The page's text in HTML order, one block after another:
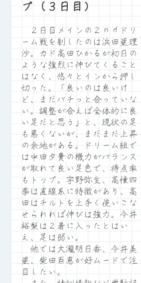
プ（３日目）
２日目メインの２ｎｄドリ
ーム戦を制したのは浜田亜理
沙。カド高田ひかるが初日の
ような強烈に伸びてくること
はなく、悠々とインから押し
切った。「良いのは良いけ
ど、まだバチっと合っていな
い。調整が合えば全体的に良
い足だと思う」と、現状の足
も悪くないが、まだまだ上昇
の余地がある。ドリーム組で
は中田夕貴の機力がバランス
が取れて良い足色で、得点率
もトップ。宇野弥生、高憧四
季は直線系に特徴があり、高
田はチルトを上手く使いこな
せられれば伸びは強力。今井
裕梨は２着に入ったとはい
え、足は弱い。
他では大瀧明日香、今井美
亜、柴田百恵が好ムードで注
目したい。